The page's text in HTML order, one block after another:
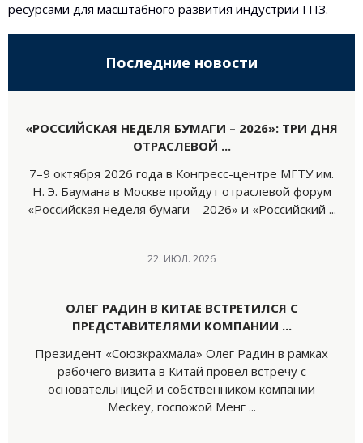
ресурсами для масштабного развития индустрии ГПЗ.
Последние новости
«РОССИЙСКАЯ НЕДЕЛЯ БУМАГИ – 2026»: ТРИ ДНЯ
ОТРАСЛЕВОЙ ...
7–9 октября 2026 года в Конгресс-центре МГТУ им.
Н. Э. Баумана в Москве пройдут отраслевой форум
«Российская неделя бумаги – 2026» и «Российский ...
22. ИЮЛ. 2026
ОЛЕГ РАДИН В КИТАЕ ВСТРЕТИЛСЯ С
ПРЕДСТАВИТЕЛЯМИ КОМПАНИИ ...
Президент «Союзкрахмала» Олег Радин в рамках
рабочего визита в Китай провёл встречу с
основательницей и собственником компании
Meckey, госпожой Менг ...